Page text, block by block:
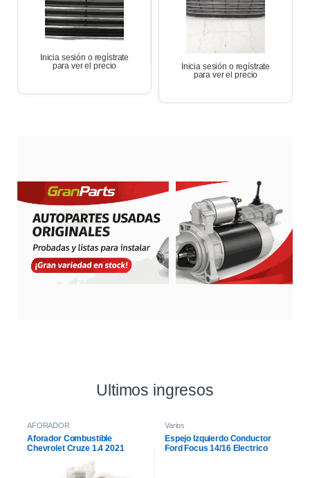
Inicia sesión o regístrate
para ver el precio
Inicia sesión o regístrate
para ver el precio
Ultimos ingresos
AFORADOR
Aforador Combustible
Chevrolet Cruze 1.4 2021
Varios
Espejo Izquierdo Conductor
Ford Focus 14/16 Electrico